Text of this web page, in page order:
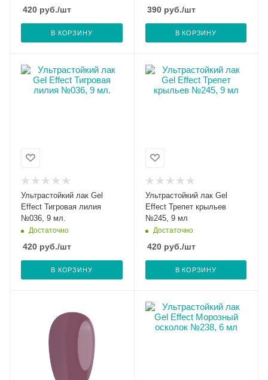
420 руб./шт
В КОРЗИНУ
390руб./шт
В КОРЗИНУ
Ультрастойкий лак Gel
Effect Тигровая лилия
№036, 9 мл.
Достаточно
420 руб./шт
В КОРЗИНУ
Ультрастойкий лак Gel
Effect Трепет крыльев
№245, 9 мл
Достаточно
420руб./шт
В КОРЗИНУ